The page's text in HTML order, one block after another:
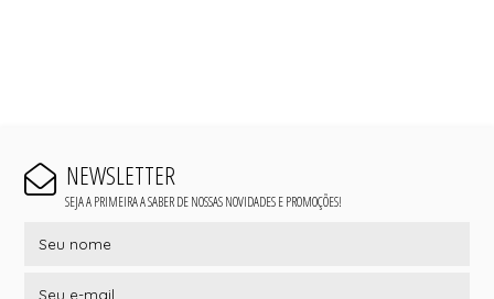
NEWSLETTER
SEJA A PRIMEIRA A SABER DE NOSSAS NOVIDADES E PROMOÇÕES!